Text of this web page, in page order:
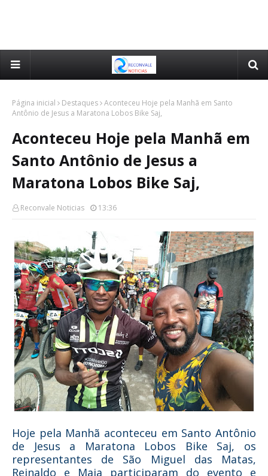
Página inicial Destaques Aconteceu Hoje pela Manhã em Santo
Antônio de Jesus a Maratona Lobos Bike Saj,
Aconteceu Hoje pela Manhã em
Santo Antônio de Jesus a
Maratona Lobos Bike Saj,
Reconvale Noticias 13:36
Hoje pela Manhã aconteceu em Santo Antônio
de Jesus a Maratona Lobos Bike Saj, os
representantes de São Miguel das Matas,
Reinaldo e Maia participaram do evento e